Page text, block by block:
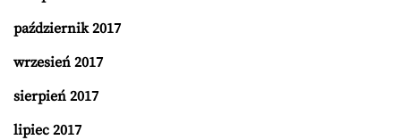
październik 2017
wrzesień 2017
sierpień 2017
lipiec 2017